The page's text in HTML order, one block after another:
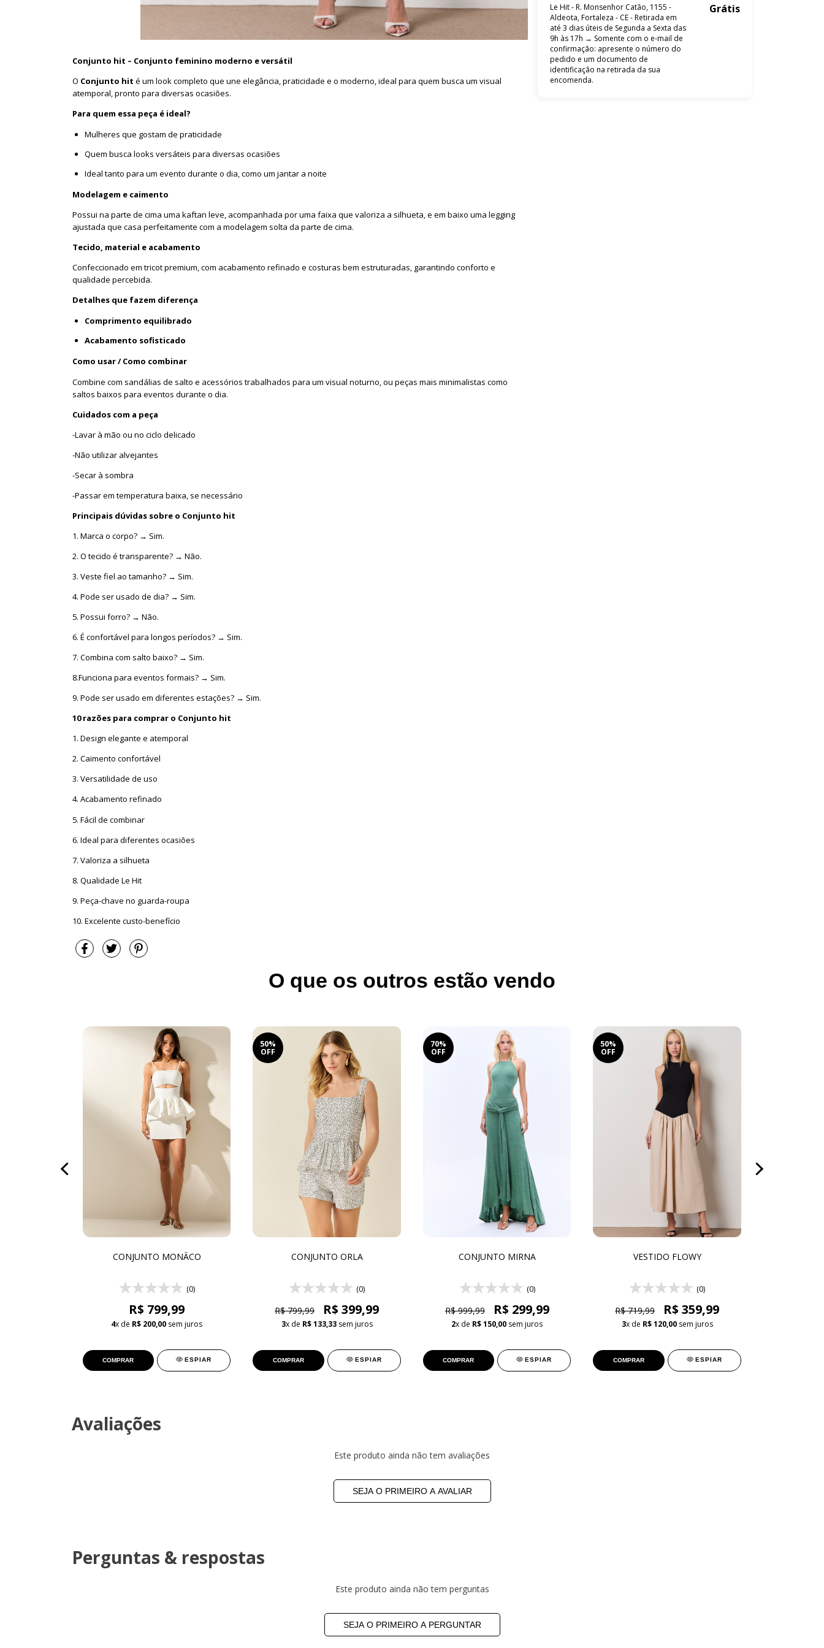
Conjunto hit – Conjunto feminino moderno e versátil
O Conjunto hit é um look completo que une elegância, praticidade e o moderno, ideal para quem busca um visual
atemporal, pronto para diversas ocasiões.
Para quem essa peça é ideal?
Mulheres que gostam de praticidade
Quem busca looks versáteis para diversas ocasiões
Ideal tanto para um evento durante o dia, como um jantar a noite
Modelagem e caimento
Possui na parte de cima uma kaftan leve, acompanhada por uma faixa que valoriza a silhueta, e em baixo uma legging
ajustada que casa perfeitamente com a modelagem solta da parte de cima.
Tecido, material e acabamento
Confeccionado em tricot premium, com acabamento refinado e costuras bem estruturadas, garantindo conforto e
qualidade percebida.
Detalhes que fazem diferença
Comprimento equilibrado
Acabamento sofisticado
Como usar / Como combinar
Combine com sandálias de salto e acessórios trabalhados para um visual noturno, ou peças mais minimalistas como
saltos baixos para eventos durante o dia.
Cuidados com a peça
-Lavar à mão ou no ciclo delicado
-Não utilizar alvejantes
-Secar à sombra
-Passar em temperatura baixa, se necessário
Principais dúvidas sobre o Conjunto hit
1. Marca o corpo? → Sim.
2. O tecido é transparente? → Não.
3. Veste fiel ao tamanho? → Sim.
4. Pode ser usado de dia? → Sim.
5. Possui forro? → Não.
6. É confortável para longos períodos? → Sim.
7. Combina com salto baixo? → Sim.
8.Funciona para eventos formais? → Sim.
9. Pode ser usado em diferentes estações? → Sim.
10 razões para comprar o Conjunto hit
1. Design elegante e atemporal
2. Caimento confortável
3. Versatilidade de uso
4. Acabamento refinado
5. Fácil de combinar
6. Ideal para diferentes ocasiões
7. Valoriza a silhueta
8. Qualidade Le Hit
9. Peça-chave no guarda-roupa
10. Excelente custo-benefício
Le Hit - R. Monsenhor Catão, 1155 -
Aldeota, Fortaleza - CE - Retirada em
até 3 dias úteis de Segunda a Sexta das
9h às 17h → Somente com o e-mail de
confirmação: apresente o número do
pedido e um documento de
identificação na retirada da sua
encomenda.
Grátis
O que os outros estão vendo
CONJUNTO MONÂCO
(0)
R$ 799,99
4x de R$ 200,00 sem juros
COMPRAR ESPIAR
50%
OFF
CONJUNTO ORLA
(0)
R$ 799,99 R$ 399,99
3x de R$ 133,33sem juros
COMPRAR ESPIAR
70%
OFF
CONJUNTO MIRNA
(0)
R$ 999,99 R$ 299,99
2x de R$ 150,00 sem juros
COMPRAR ESPIAR
50%
OFF
VESTIDO FLOWY
(0)
R$ 719,99 R$ 359,99
3x de R$ 120,00sem juros
COMPRAR ESPIAR
Avaliações
Este produto ainda não tem avaliações
SEJA O PRIMEIRO A AVALIAR
Perguntas & respostas
Este produto ainda não tem perguntas
SEJA O PRIMEIRO A PERGUNTAR